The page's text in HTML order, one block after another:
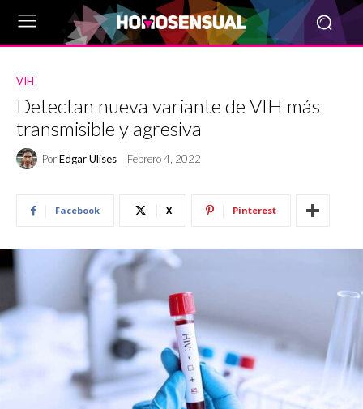
VIH
Detectan nueva variante de VIH más
transmisible y agresiva
PorEdgar Ulises Febrero 4, 2022
Facebook X Pinterest